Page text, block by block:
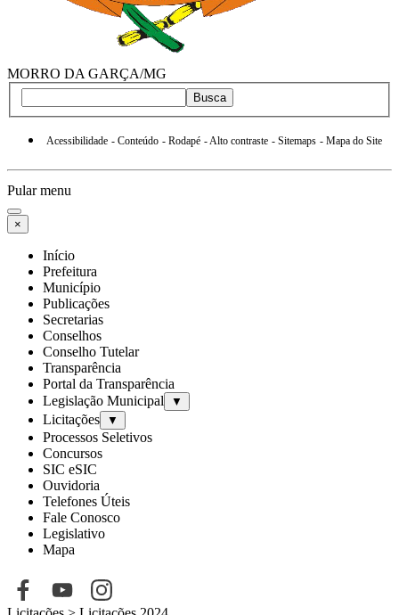
MORRO DA GARÇA/MG
Busca
Acessibilidade - Conteúdo - Rodapé - Alto contraste - Sitemaps - Mapa do Site
Pular menu
×
Início
Prefeitura
Município
Publicações
Secretarias
Conselhos
Conselho Tutelar
Transparência
Portal da Transparência
Legislação Municipal
▼
Licitações ▼
Processos Seletivos
Concursos
SIC eSIC
Ouvidoria
Telefones Úteis
Fale Conosco
Legislativo
Mapa